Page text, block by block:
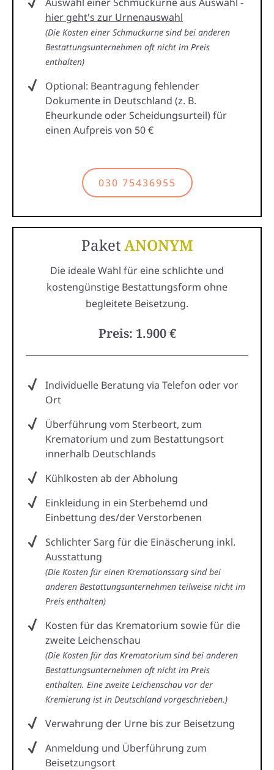
hier geht's zur Urnenauswahl
(Die Kosten einer Schmuckurne sind bei anderen
Bestattungsunternehmen oft nicht im Preis
enthalten)
Optional: Beantragung fehlender
Dokumente in Deutschland (z. B.
Eheurkunde oder Scheidungsurteil) für
einen Aufpreis von 50 €
030 75436955
PaketANONYM
Die ideale Wahl für eine schlichte und
kostengünstige Bestattungsform ohne
begleitete Beisetzung.
Preis: 1.900 €
Individuelle Beratung via Telefon oder vor
Ort
Überführung vom Sterbeort, zum
Krematorium und zum Bestattungsort
innerhalb Deutschlands
Kühlkosten ab der Abholung
Einkleidung in ein Sterbehemd und
Einbettung des/der Verstorbenen
Schlichter Sarg für die Einäscherung inkl.
Ausstattung
(Die Kosten für einen Kremationssarg sind bei
anderen Bestattungsunternehmen teilweise nicht im
Preis enthalten)
Kosten für das Krematorium sowie für die
zweite Leichenschau
(Die Kosten für das Krematorium sind bei anderen
Bestattungsunternehmen oft nicht im Preis
enthalten. Eine zweite Leichenschau vor der
Kremierung ist in Deutschland vorgeschrieben.)
Verwahrung der Urne bis zur Beisetzung
Anmeldung und Überführung zum
Beisetzungsort